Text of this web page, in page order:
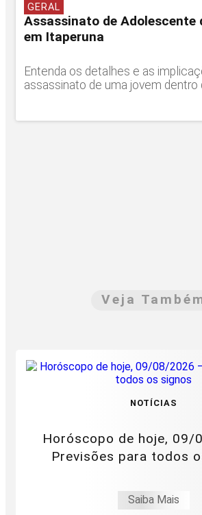
GERAL
Assassinato de Adolescente
em Itaperuna
Entenda os detalhes e as
assassinato de uma jovem dentro
Veja
NOTÍCIAS
Horóscopo de hoje, 09/
Previsões para todos
Saiba Mais